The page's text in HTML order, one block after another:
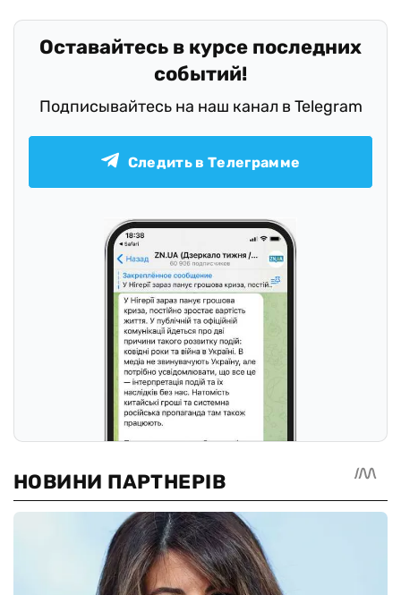
Оставайтесь в курсе последних
событий!
Подписывайтесь на наш канал в Telegram
Следить в Телеграмме